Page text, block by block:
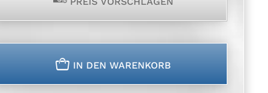
n IN DEN WARENKORB